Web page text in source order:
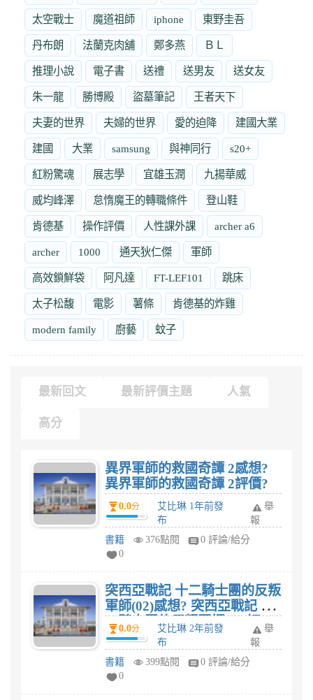
太空戰士 魔道祖師 iphone 東野圭吾
丹布朗 法蘭克肉舖 鄭多燕 ＢＬ
推理小說 電子書 送禮 送男友 送女友
朱一龍 勝博殿 盜墓筆記 王者天下
夫妻的世界 夫婦的世界 愛的迫降 建國大業
建國 大業 samsung 與神同行 s20+
紅粉驚魂 展志學 宜雄玉潤 九揚華威
威均峰澤 怠惰魔王的轉職條件 登山鞋
肯德基 操作評價 人性課外課 archer a6
archer 1000 通天狄仁傑 軍師
高效鎖鮮袋 阿凡達 FT-LEF101 跳床
太子松馥 電影 薯條 肯德基的炸雞
modern family 廚藝 蚊子
最新回文 最新評價主題 人氣
高分
異界軍師的救國奇譚 2感想?
異界軍師的救國奇譚 2評價?
0.0分
艾比琳 1年前發
布
舉
報
書籍
376點閱
0 評論/給分
0
突西亞戰記 十二騎士團的反叛
軍師(02)感想? 突西亞戰記 十
二騎士團的反叛軍師(02)評
價?
0.0分
艾比琳 2年前發
布
舉
報
書籍
399點閱
0 評論/給分
0